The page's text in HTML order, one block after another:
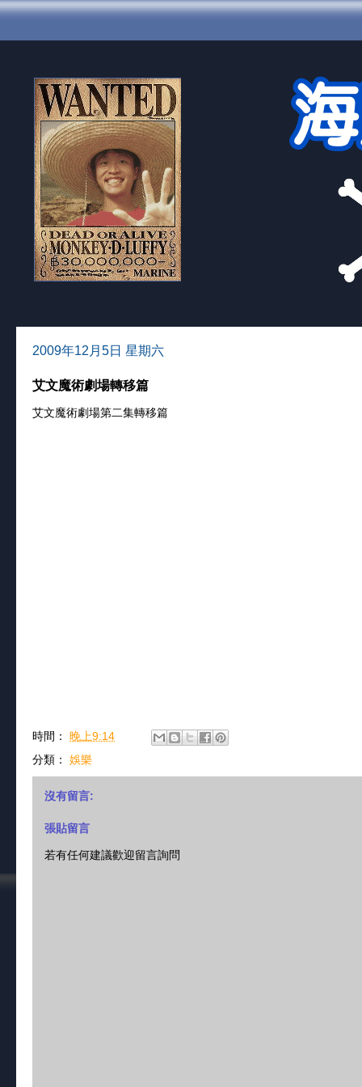
2009年12月5日 星期六
艾文魔術劇場轉移篇
艾文魔術劇場第二集轉移篇
時間： 晚上9:14
分類： 娛樂
沒有留言:
張貼留言
若有任何建議歡迎留言詢問